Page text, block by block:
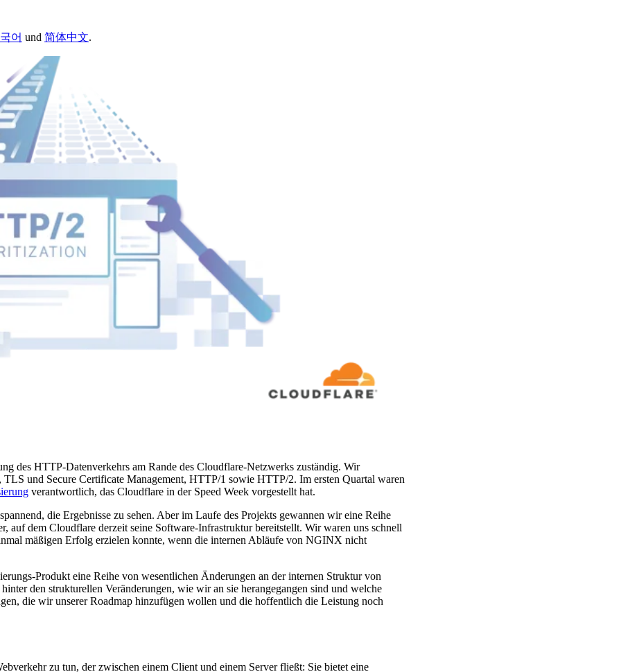
어 und 简体中文.
des HTTP-Datenverkehrs am Rande des Cloudflare-Netzwerks zuständig. Wir
und Secure Certificate Management, HTTP/1 sowie HTTP/2. Im ersten Quartal waren
verantwortlich, das Cloudflare in der Speed Week vorgestellt hat.
die Ergebnisse zu sehen. Aber im Laufe des Projekts gewannen wir eine Reihe
auf dem Cloudflare derzeit seine Software-Infrastruktur bereitstellt. Wir waren uns schnell
mäßigen Erfolg erzielen konnte, wenn die internen Abläufe von NGINX nicht
Produkt eine Reihe von wesentlichen Änderungen an der internen Struktur von
den strukturellen Veränderungen, wie wir an sie herangegangen sind und welche
die wir unserer Roadmap hinzufügen wollen und die hoffentlich die Leistung noch
zu tun, der zwischen einem Client und einem Server fließt: Sie bietet eine